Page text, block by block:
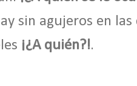
sin agujeros en
¡¿A quién?!.